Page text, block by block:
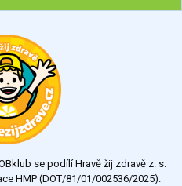
Všechny ankety
se podílí Hravě žij zdravě z. s.
HMP (DOT/81/01/002536/2025).